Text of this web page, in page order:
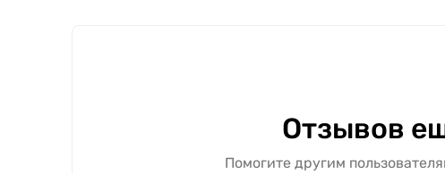
Отзывов
Помогите другим